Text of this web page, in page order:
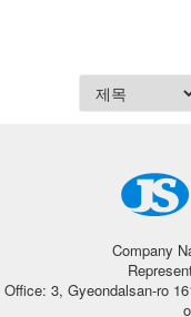
Company
Office: 3, Gyeondalsan-ro